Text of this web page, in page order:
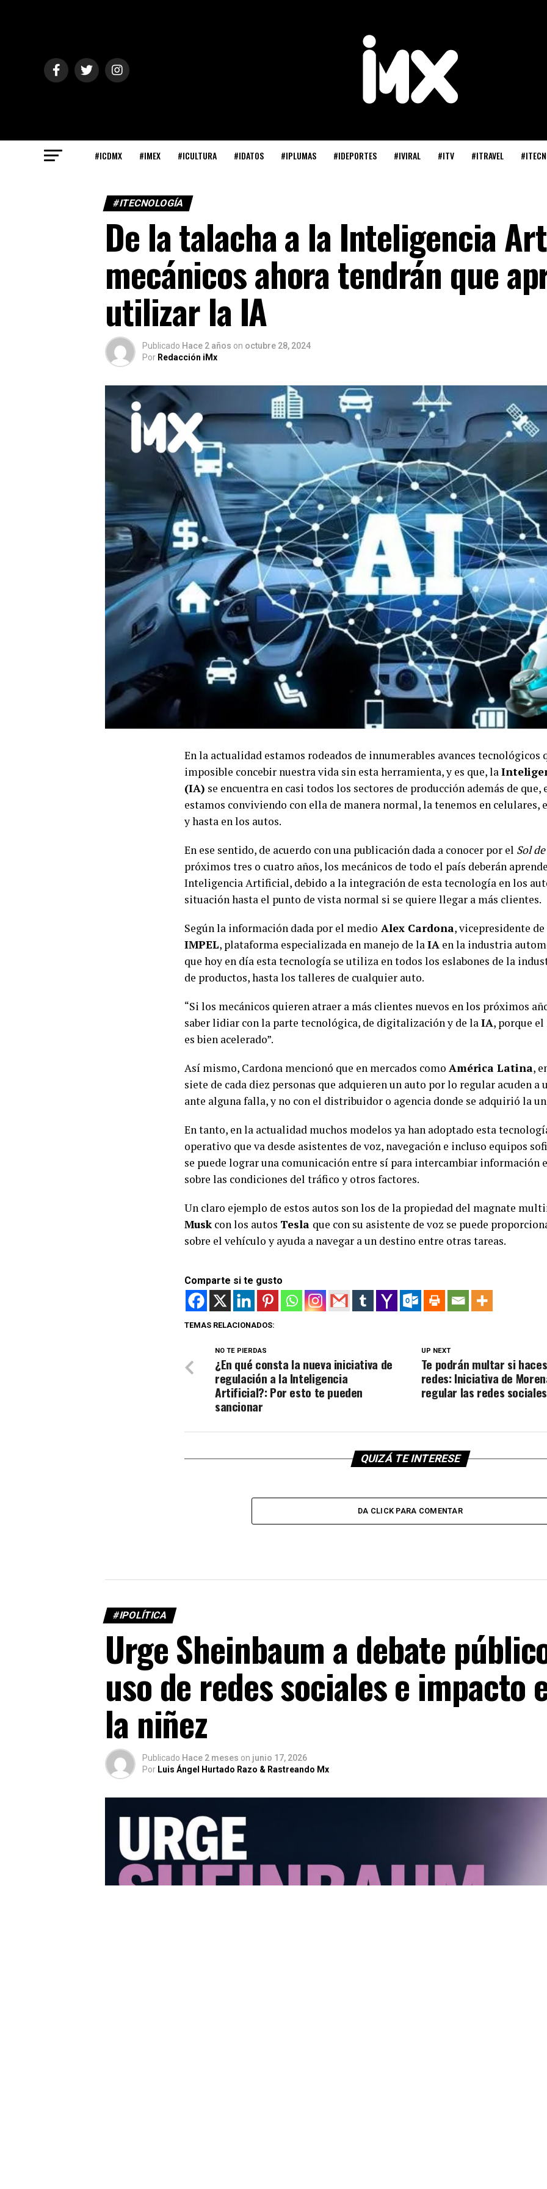
#ICDMX #IMEX #ICULTURA #IDATOS #IPLUMAS #IDEPORTES #IVIRAL #ITV #ITRAVEL
#ITECNOLOGÍA
De la talacha a la Inteligencia
mecánicos ahora tendrán que
utilizar la IA
Publicado Hace 2 años on octubre 28, 2024
Por Redacción iMx
En la actualidad estamos rodeados de innumerables avances tecnológicos
imposible concebir nuestra vida sin esta herramienta, y es que, la
(IA) se encuentra en casi todos los sectores de producción además de
estamos conviviendo con ella de manera normal, la tenemos en celulares,
y hasta en los autos.
En ese sentido, de acuerdo con una publicación dada a conocer por el Sol
próximos tres o cuatro años, los mecánicos de todo el país deberán
Inteligencia Artificial, debido a la integración de esta tecnología en los
situación hasta el punto de vista normal si se quiere llegar a más clientes.
Según la información dada por el medio Alex Cardona, vicepresidente de
IMPEL, plataforma especializada en manejo de laIA en la industria
que hoy en día esta tecnología se utiliza en todos los eslabones de la
de productos, hasta los talleres de cualquier auto.
“Si los mecánicos quieren atraer a más clientes nuevos en los próximos
saber lidiar con la parte tecnológica, de digitalización y de laIA, porque
es bien acelerado”.
Así mismo, Cardona mencionó que en mercados como América Latina,
siete de cada diez personas que adquieren un auto por lo regular acuden a
ante alguna falla, y no con el distribuidor o agencia donde se adquirió la
En tanto, en la actualidad muchos modelos ya han adoptado esta
operativo que va desde asistentes de voz, navegación e incluso equipos
se puede lograr una comunicación entre sí para intercambiar información
sobre las condiciones del tráfico y otros factores.
Un claro ejemplo de estos autos son los de la propiedad del magnate
Musk con los autos Tesla que con su asistente de voz se puede
sobre el vehículo y ayuda a navegar a un destino entre otras tareas.
Comparte si te gusto
TEMAS RELACIONADOS:
UP NEXT
Te podrán multar si
redes: Iniciativa de
regular las redes sociales
NO TE PIERDAS
¿En qué consta la nueva iniciativa de
regulación a la Inteligencia
Artificial?: Por esto te pueden
sancionar
QUIZÁ TE INTERESE
DA CLICK PARA COMENTAR
#IPOLÍTICA
Urge Sheinbaum a debate
uso de redes sociales e impacto
la niñez
Publicado Hace 2 meses on junio 17, 2026
Por Luis Ángel Hurtado Razo & Rastreando Mx